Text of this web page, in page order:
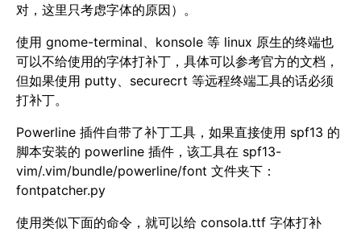
对，这里只考虑字体的原因）。
使用 gnome-terminal、konsole 等 linux 原生的终端也
可以不给使用的字体打补丁，具体可以参考官方的文档，
但如果使用 putty、securecrt 等远程终端工具的话必须
打补丁。
Powerline 插件自带了补丁工具，如果直接使用 spf13 的
脚本安装的 powerline 插件，该工具在 spf13-
vim/.vim/bundle/powerline/font 文件夹下：
fontpatcher.py
使用类似下面的命令，就可以给 consola.ttf 字体打补